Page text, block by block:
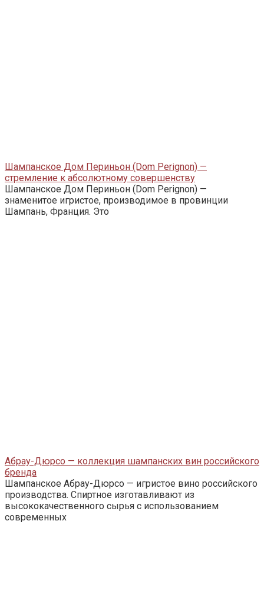
Шампанское Дом Периньон (Dom Perignon) —
стремление к абсолютному совершенству
Шампанское Дом Периньон (Dom Perignon) —
знаменитое игристое, производимое в провинции
Шампань, Франция. Это
Абрау-Дюрсо — коллекция шампанских вин российского
бренда
Шампанское Абрау-Дюрсо — игристое вино российского
производства. Спиртное изготавливают из
высококачественного сырья с использованием
современных